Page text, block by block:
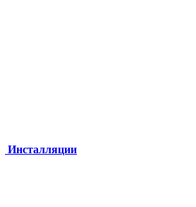
Инсталляции